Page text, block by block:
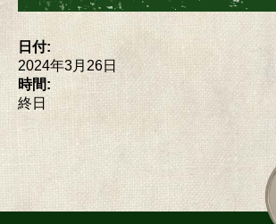
日付:
2024年3月26日
時間:
終日